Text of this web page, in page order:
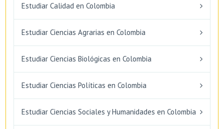
Estudiar Calidad en Colombia
Estudiar Ciencias Agrarias en Colombia
Estudiar Ciencias Biológicas en Colombia
Estudiar Ciencias Políticas en Colombia
Estudiar Ciencias Sociales y Humanidades en Colombia